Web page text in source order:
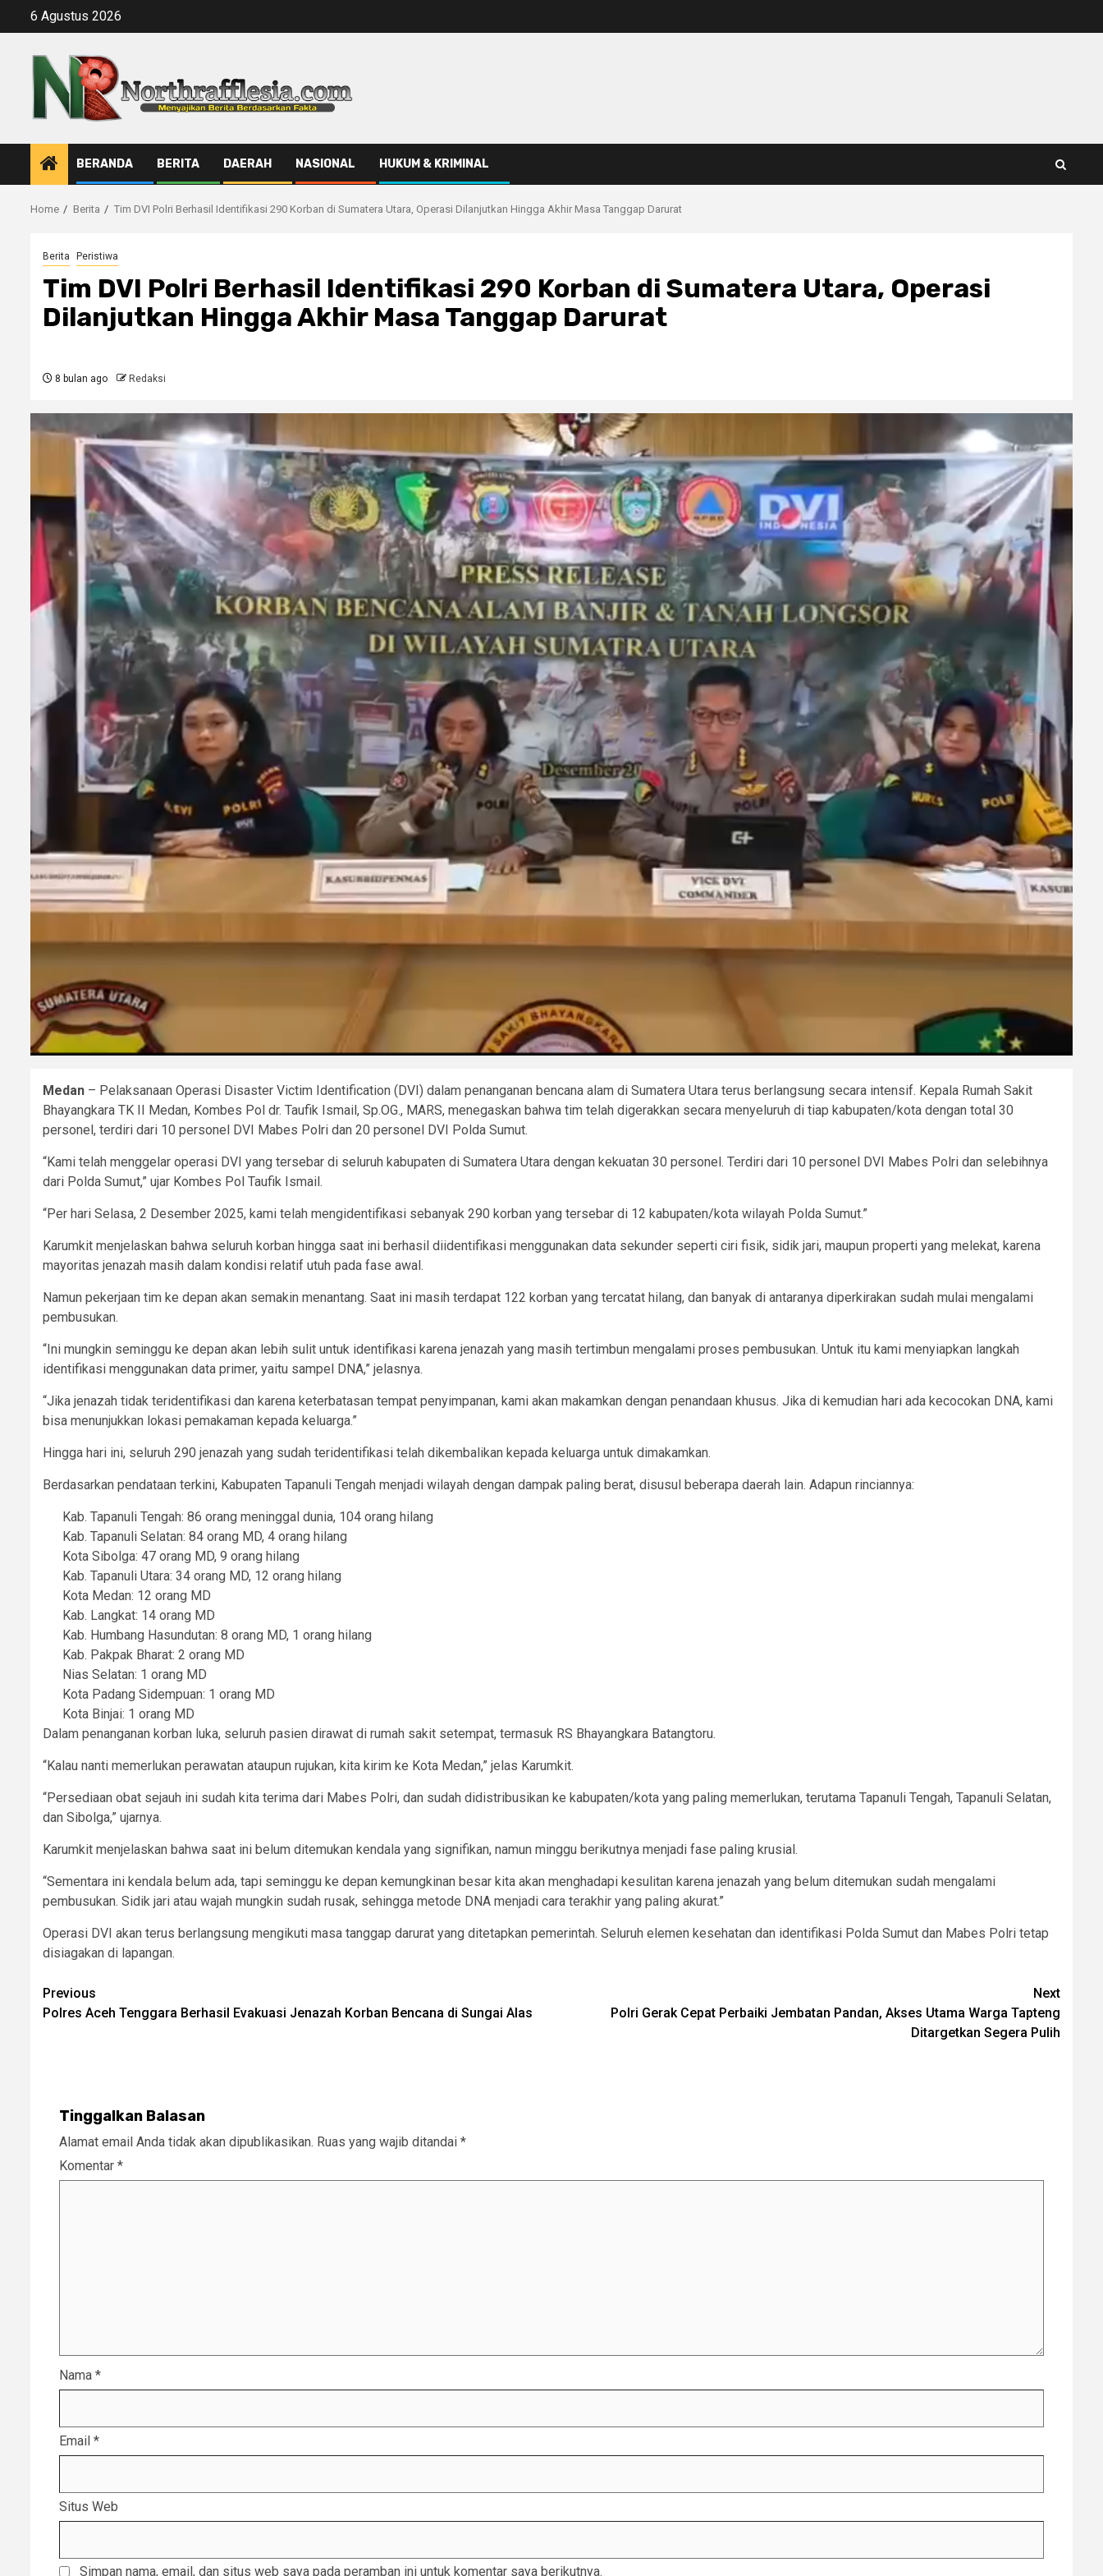
6 Agustus 2026
BERANDA BERITA DAERAH NASIONAL HUKUM & KRIMINAL
Home Berita Tim DVI Polri Berhasil Identifikasi 290 Korban di Sumatera Utara, Operasi Dilanjutkan Hingga Akhir Masa Tanggap Darurat
Berita Peristiwa
Tim DVI Polri Berhasil Identifikasi 290 Korban di Sumatera Utara, Operasi
Dilanjutkan Hingga Akhir Masa Tanggap Darurat
8 bulan ago Redaksi
Medan – Pelaksanaan Operasi Disaster Victim Identification (DVI) dalam penanganan bencana alam di Sumatera Utara terus berlangsung secara intensif. Kepala Rumah Sakit
Bhayangkara TK II Medan, Kombes Pol dr. Taufik Ismail, Sp.OG., MARS, menegaskan bahwa tim telah digerakkan secara menyeluruh di tiap kabupaten/kota dengan total 30
personel, terdiri dari 10 personel DVI Mabes Polri dan 20 personel DVI Polda Sumut.
“Kami telah menggelar operasi DVI yang tersebar di seluruh kabupaten di Sumatera Utara dengan kekuatan 30 personel. Terdiri dari 10 personel DVI Mabes Polri dan selebihnya
dari Polda Sumut,” ujar Kombes Pol Taufik Ismail.
“Per hari Selasa, 2 Desember 2025, kami telah mengidentifikasi sebanyak 290 korban yang tersebar di 12 kabupaten/kota wilayah Polda Sumut.”
Karumkit menjelaskan bahwa seluruh korban hingga saat ini berhasil diidentifikasi menggunakan data sekunder seperti ciri fisik, sidik jari, maupun properti yang melekat, karena
mayoritas jenazah masih dalam kondisi relatif utuh pada fase awal.
Namun pekerjaan tim ke depan akan semakin menantang. Saat ini masih terdapat 122 korban yang tercatat hilang, dan banyak di antaranya diperkirakan sudah mulai mengalami
pembusukan.
“Ini mungkin seminggu ke depan akan lebih sulit untuk identifikasi karena jenazah yang masih tertimbun mengalami proses pembusukan. Untuk itu kami menyiapkan langkah
identifikasi menggunakan data primer, yaitu sampel DNA,” jelasnya.
“Jika jenazah tidak teridentifikasi dan karena keterbatasan tempat penyimpanan, kami akan makamkan dengan penandaan khusus. Jika di kemudian hari ada kecocokan DNA, kami
bisa menunjukkan lokasi pemakaman kepada keluarga.”
Hingga hari ini, seluruh 290 jenazah yang sudah teridentifikasi telah dikembalikan kepada keluarga untuk dimakamkan.
Berdasarkan pendataan terkini, Kabupaten Tapanuli Tengah menjadi wilayah dengan dampak paling berat, disusul beberapa daerah lain. Adapun rinciannya:
Kab. Tapanuli Tengah: 86 orang meninggal dunia, 104 orang hilang
Kab. Tapanuli Selatan: 84 orang MD, 4 orang hilang
Kota Sibolga: 47 orang MD, 9 orang hilang
Kab. Tapanuli Utara: 34 orang MD, 12 orang hilang
Kota Medan: 12 orang MD
Kab. Langkat: 14 orang MD
Kab. Humbang Hasundutan: 8 orang MD, 1 orang hilang
Kab. Pakpak Bharat: 2 orang MD
Nias Selatan: 1 orang MD
Kota Padang Sidempuan: 1 orang MD
Kota Binjai: 1 orang MD
Dalam penanganan korban luka, seluruh pasien dirawat di rumah sakit setempat, termasuk RS Bhayangkara Batangtoru.
“Kalau nanti memerlukan perawatan ataupun rujukan, kita kirim ke Kota Medan,” jelas Karumkit.
“Persediaan obat sejauh ini sudah kita terima dari Mabes Polri, dan sudah didistribusikan ke kabupaten/kota yang paling memerlukan, terutama Tapanuli Tengah, Tapanuli Selatan,
dan Sibolga,” ujarnya.
Karumkit menjelaskan bahwa saat ini belum ditemukan kendala yang signifikan, namun minggu berikutnya menjadi fase paling krusial.
“Sementara ini kendala belum ada, tapi seminggu ke depan kemungkinan besar kita akan menghadapi kesulitan karena jenazah yang belum ditemukan sudah mengalami
pembusukan. Sidik jari atau wajah mungkin sudah rusak, sehingga metode DNA menjadi cara terakhir yang paling akurat.”
Operasi DVI akan terus berlangsung mengikuti masa tanggap darurat yang ditetapkan pemerintah. Seluruh elemen kesehatan dan identifikasi Polda Sumut dan Mabes Polri tetap
disiagakan di lapangan.
Post
navigation
Previous
Polres Aceh Tenggara Berhasil Evakuasi Jenazah Korban Bencana di Sungai Alas
Next
Polri Gerak Cepat Perbaiki Jembatan Pandan, Akses Utama Warga Tapteng
Ditargetkan Segera Pulih
Tinggalkan Balasan
Alamat email Anda tidak akan dipublikasikan. Ruas yang wajib ditandai *
Komentar *
Nama *
Email *
Situs Web
Simpan nama, email, dan situs web saya pada peramban ini untuk komentar saya berikutnya.